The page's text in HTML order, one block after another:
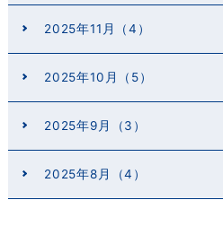
2025年11月（4）
2025年10月（5）
2025年9月（3）
2025年8月（4）